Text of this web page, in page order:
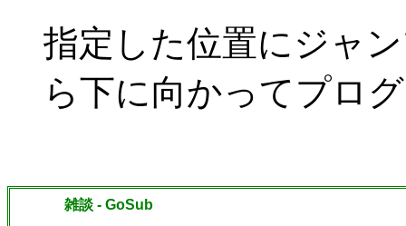
指定した位置にジャ
ら下に向かってプロ
雑談 - GoSub